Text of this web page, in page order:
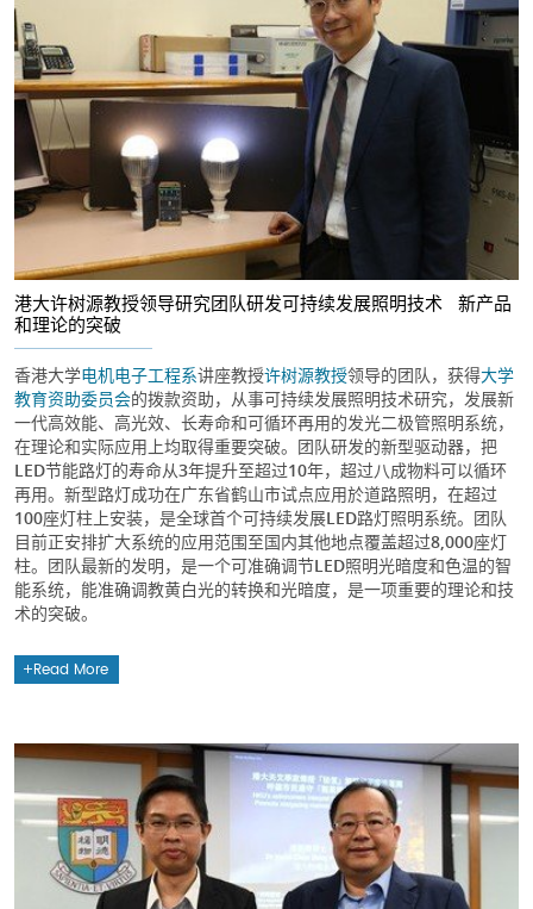
港大许树源教授领导研究团队研发可持续发展照明技术 新产品
和理论的突破
香港大学电机电子工程系讲座教授许树源教授领导的团队，获得大学
教育资助委员会的拨款资助，从事可持续发展照明技术研究，发展新
一代高效能、高光效、长寿命和可循环再用的发光二极管照明系统，
在理论和实际应用上均取得重要突破。团队研发的新型驱动器，把
LED节能路灯的寿命从3年提升至超过10年，超过八成物料可以循环
再用。新型路灯成功在广东省鹤山市试点应用於道路照明，在超过
100座灯柱上安装，是全球首个可持续发展LED路灯照明系统。团队
目前正安排扩大系统的应用范围至国内其他地点覆盖超过8,000座灯
柱。团队最新的发明，是一个可准确调节LED照明光暗度和色温的智
能系统，能准确调教黄白光的转换和光暗度，是一项重要的理论和技
术的突破。
Read More